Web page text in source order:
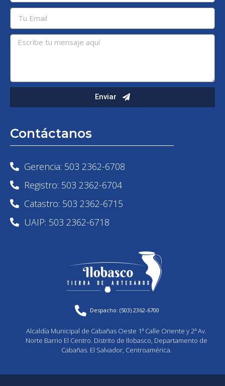
Despacho: (503) 2362-6700
Alcaldía Municipal de Cabañas Oeste 1ª Calle Oriente y 2ª Av.
Norte Barrio El Centro. Distrito de Ilobasco, Departamento de
Cabañas. El Salvador, Centroamérica.
Contáctanos
Gerencia: 503 2362-6708
Registro: 503 2362-6704
Catastro: 503 2362-6715
UAIP: 503 2362-6718
Enviar